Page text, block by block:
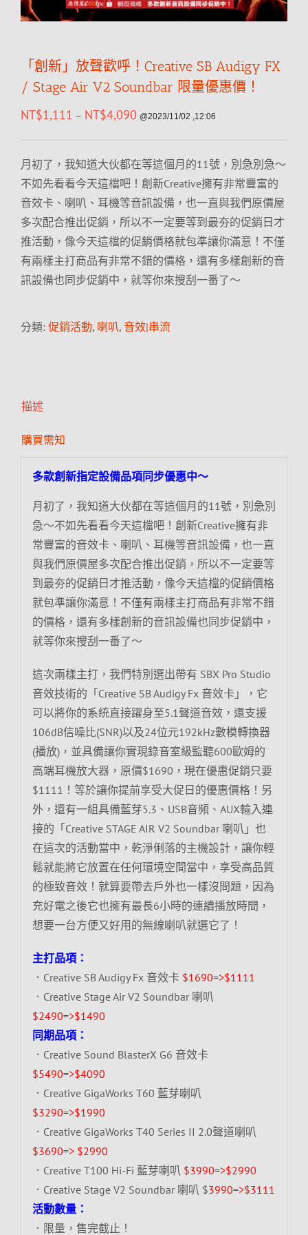
「創新」放聲歡呼！Creative SB Audigy FX
/ Stage Air V2 Soundbar 限量優惠價！
NT$1,111 – NT$4,090 @2023/11/02 ,12:06
月初了，我知道大伙都在等這個月的11號，別急別急～
不如先看看今天這檔吧！創新Creative擁有非常豐富的
音效卡、喇叭、耳機等音訊設備，也一直與我們原價屋
多次配合推出促銷，所以不一定要等到最夯的促銷日才
推活動，像今天這檔的促銷價格就包準讓你滿意！不僅
有兩樣主打商品有非常不錯的價格，還有多樣創新的音
訊設備也同步促銷中，就等你來搜刮一番了～
分類: 促銷活動, 喇叭, 音效|串流
描述
購買需知
多款創新指定設備品項同步優惠中～
月初了，我知道大伙都在等這個月的11號，別急別
急～不如先看看今天這檔吧！創新Creative擁有非
常豐富的音效卡、喇叭、耳機等音訊設備，也一直
與我們原價屋多次配合推出促銷，所以不一定要等
到最夯的促銷日才推活動，像今天這檔的促銷價格
就包準讓你滿意！不僅有兩樣主打商品有非常不錯
的價格，還有多樣創新的音訊設備也同步促銷中，
就等你來搜刮一番了～
這次兩樣主打，我們特別選出帶有 SBX Pro Studio
音效技術的「Creative SB Audigy Fx 音效卡」，它
可以將你的系統直接躍身至5.1聲道音效，還支援
106dB信噪比(SNR)以及24位元192kHz數模轉換器
(播放)，並具備讓你實現錄音室級監聽600歐姆的
高端耳機放大器，原價$1690，現在優惠促銷只要
$1111！等於讓你提前享受大促日的優惠價格！另
外，還有一組具備藍芽5.3、USB音頻、AUX輸入連
接的「Creative STAGE AIR V2 Soundbar 喇叭」也
在這次的活動當中，乾淨俐落的主機設計，讓你輕
鬆就能將它放置在任何環境空間當中，享受高品質
的極致音效！就算要帶去戶外也一樣沒問題，因為
充好電之後它也擁有最長6小時的連續播放時間，
想要一台方便又好用的無線喇叭就選它了！
主打品項：
．Creative SB Audigy Fx 音效卡 $1690=>$1111
．Creative Stage Air V2 Soundbar 喇叭
$2490=>$1490
同期品項：
．Creative Sound BlasterX G6 音效卡
$5490=>$4090
．Creative GigaWorks T60 藍芽喇叭
$3290=>$1990
．Creative GigaWorks T40 Series II 2.0聲道喇叭
$3690=> $2990
．Creative T100 Hi-Fi 藍芽喇叭 $3990=>$2990
．Creative Stage V2 Soundbar 喇叭 $3990=>$3111
活動數量：
．限量，售完截止！